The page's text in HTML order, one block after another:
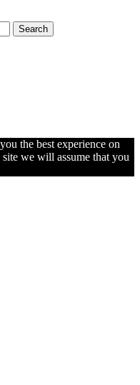
the best experience on
we will assume that you